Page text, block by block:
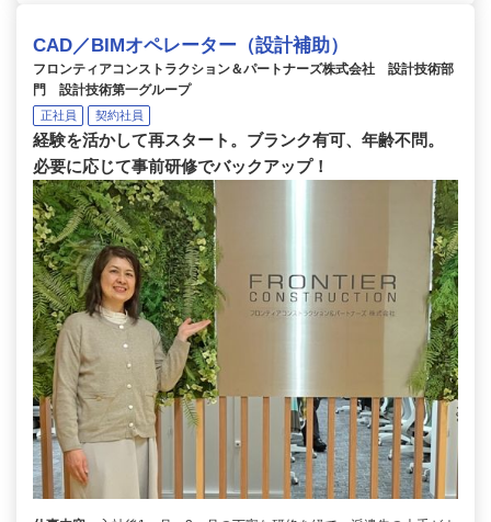
CAD／BIMオペレーター（設計補助）
フロンティアコンストラクション＆パートナーズ株式会社 設計技術部
門 設計技術第一グループ
正社員 契約社員
経験を活かして再スタート。ブランク有可、年齢不問。
必要に応じて事前研修でバックアップ！